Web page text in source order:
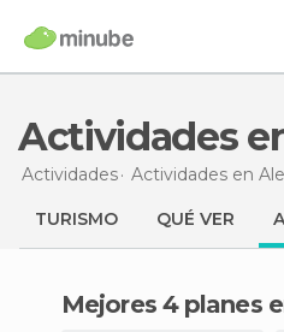
Actividades
Actividades Actividades en
TURISMO QUÉ VER
Mejores 4 planes